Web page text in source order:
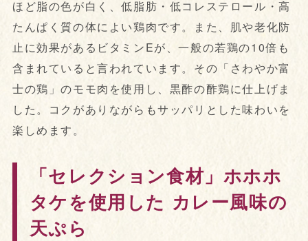
ほど脂の色が白く、低脂肪・低コレステロール・高
たんぱく質の体によい鶏肉です。また、肌や老化防
止に効果があるビタミンEが、一般の若鶏の10倍も
含まれていると言われています。その「さわやか富
士の鶏」のモモ肉を使用し、黒酢の酢鶏に仕上げま
した。コクがありながらもサッパリとした味わいを
楽しめます。
「セレクション食材」ホホホ
タケを使用した カレー風味の
天ぷら